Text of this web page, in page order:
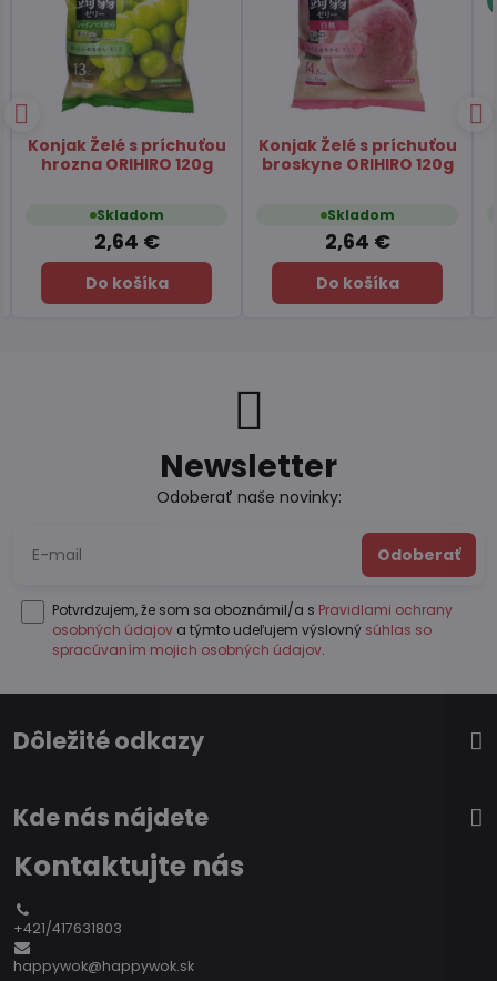
Papier ryžový na
závitky 22cm SA GIANG
Skladom
2,84 €
Do košíka
Čaj Matcha Yuzu
TSUBOICHI 5x10g
Skladom
7,45 €
Do košíka
Newsletter
Odoberať naše novinky:
Odoberať
Potvrdzujem, že som sa oboznámil/a s Pravidlami ochrany
osobných údajov a týmto udeľujem výslovný súhlas so
spracúvaním mojich osobných údajov.
Dôležité odkazy
Kde nás nájdete
Kontaktujte nás
+421/417631803
happywok@happywok.sk